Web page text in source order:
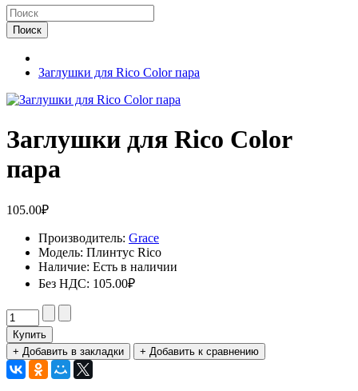
Поиск
Заглушки для Rico Color пара
Заглушки для Rico Color
пара
105.00₽
Производитель: Grace
Модель: Плинтус Rico
Наличие: Есть в наличии
Без НДС: 105.00₽
Купить
+ Добавить в закладки
+ Добавить к сравнению